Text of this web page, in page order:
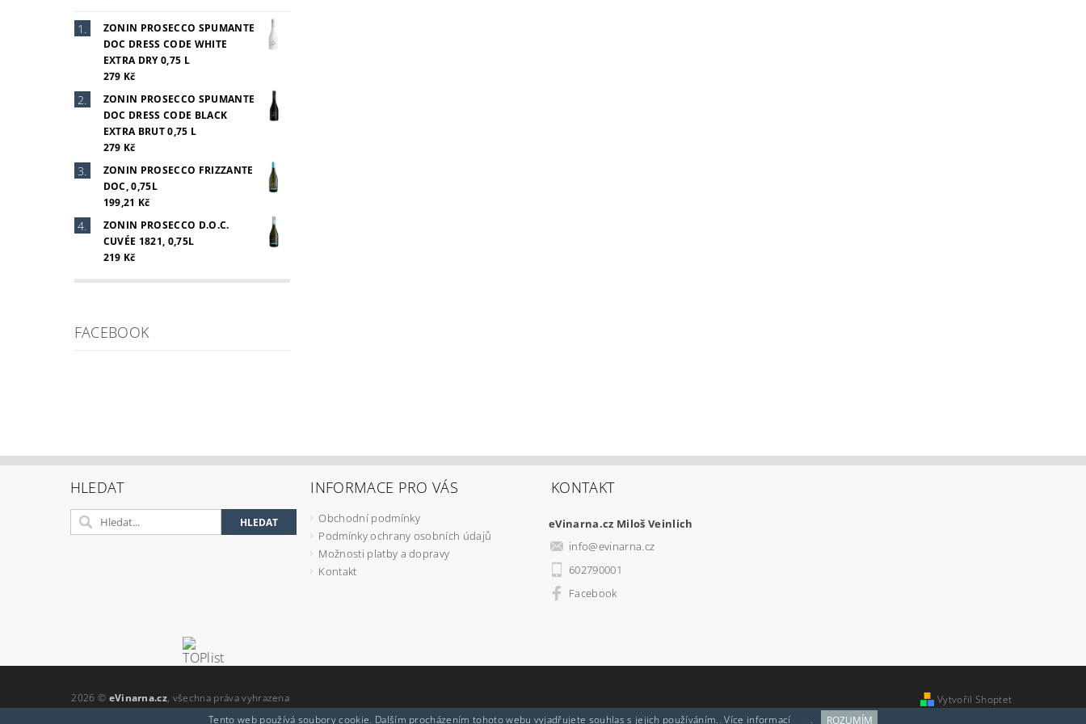
ZONIN PROSECCO SPUMANTE
DOC DRESS CODE WHITE
EXTRA DRY 0,75 L
279 Kč
ZONIN PROSECCO SPUMANTE
DOC DRESS CODE BLACK
EXTRA BRUT 0,75 L
279 Kč
ZONIN PROSECCO FRIZZANTE
DOC, 0,75L
199,21 Kč
ZONIN PROSECCO D.O.C.
CUVÉE 1821, 0,75L
219 Kč
FACEBOOK
HLEDAT INFORMACE PRO VÁS
Obchodní podmínky
Podmínky ochrany osobních údajů
Možnosti platby a dopravy
Kontakt
KONTAKT
eVinarna.cz Miloš Veinlich
info@evinarna.cz
602790001
Facebook
2026 © eVinarna.cz, všechna práva vyhrazena
Vytvořil Shoptet
Tento web používá soubory cookie. Dalším procházením tohoto webu vyjadřujete souhlas s jejich používáním.. Více informací
. ROZUMÍM